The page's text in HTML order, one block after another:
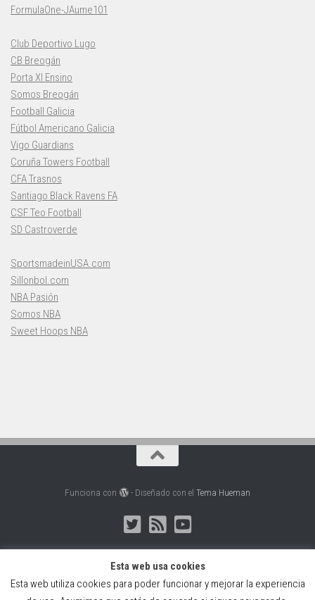
FormulaOne-JAume101
Club Deportivo Lugo
CB Breogán
Porta XI Ensino
Somos Breogán
Football Galicia
Fútbol Americano Galicia
Vigo Guardians
Coruña Towers Football
CFA Trasnos
Santiago Black Ravens FA
CSF Teo Football
SD Castroverde
SportsmadeinUSA.com
Sillonbol.com
NBA Pasión
Somos NBA
Sweet Hoops NBA
Funciona con - Diseñado con el Tema Hueman
Web creada, alojada y mantenida por Café Dixital SL - 2026.
Esta web usa cookies
Esta web utiliza cookies para poder funcionar y mejorar la experiencia